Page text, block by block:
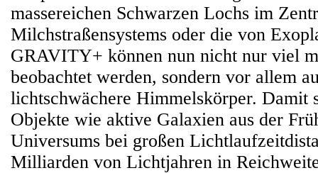
massereichen Schwarzen Lochs im
Milchstraßensystems oder die von
GRAVITY+ können nun nicht nur viel
beobachtet werden, sondern vor allem
lichtschwächere Himmelskörper. Damit
Objekte wie aktive Galaxien aus der
Universums bei großen
Milliarden von Lichtjahren in